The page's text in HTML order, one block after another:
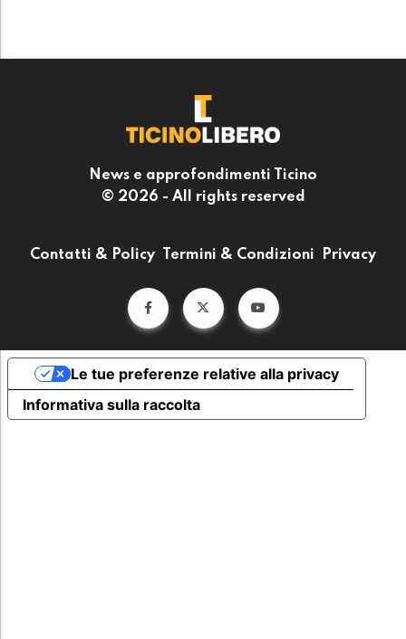
News e approfondimenti Ticino
© 2026 - All rights reserved
Contatti & Policy Termini & Condizioni Privacy
Informativa sulla raccolta
Le tue preferenze relative alla privacy